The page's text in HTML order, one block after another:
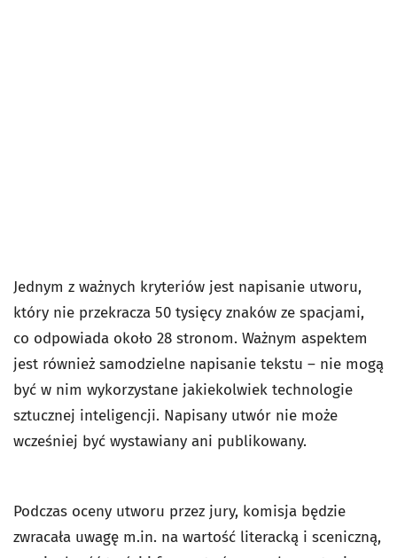
Jednym z ważnych kryteriów jest napisanie utworu,
który nie przekracza 50 tysięcy znaków ze spacjami,
co odpowiada około 28 stronom. Ważnym aspektem
jest również samodzielne napisanie tekstu – nie mogą
być w nim wykorzystane jakiekolwiek technologie
sztucznej inteligencji. Napisany utwór nie może
wcześniej być wystawiany ani publikowany.
Podczas oceny utworu przez jury, komisja będzie
zwracała uwagę m.in. na wartość literacką i sceniczną,